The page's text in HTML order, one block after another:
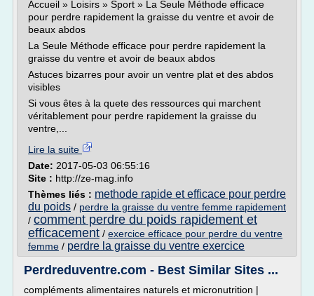
Accueil » Loisirs » Sport » La Seule Méthode efficace
pour perdre rapidement la graisse du ventre et avoir de
beaux abdos
La Seule Méthode efficace pour perdre rapidement la
graisse du ventre et avoir de beaux abdos
Astuces bizarres pour avoir un ventre plat et des abdos
visibles
Si vous êtes à la quete des ressources qui marchent
véritablement pour perdre rapidement la graisse du
ventre,...
Lire la suite
Date: 2017-05-03 06:55:16
Site : http://ze-mag.info
Thèmes liés : methode rapide et efficace pour perdre
du poids / perdre la graisse du ventre femme rapidement
/ comment perdre du poids rapidement et
efficacement / exercice efficace pour perdre du ventre
femme / perdre la graisse du ventre exercice
Perdreduventre.com - Best Similar Sites ...
compléments alimentaires naturels et micronutrition |